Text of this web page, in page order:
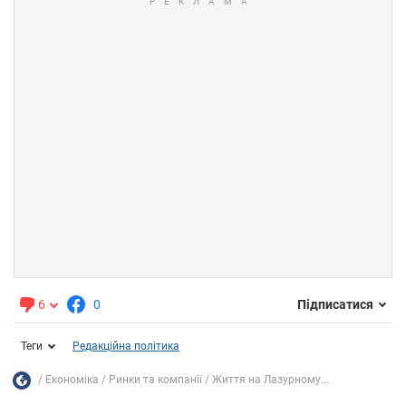
6 0 Підписатися
Теги Редакційна політика
Економіка Ринки та компанії Життя на Лазурному...